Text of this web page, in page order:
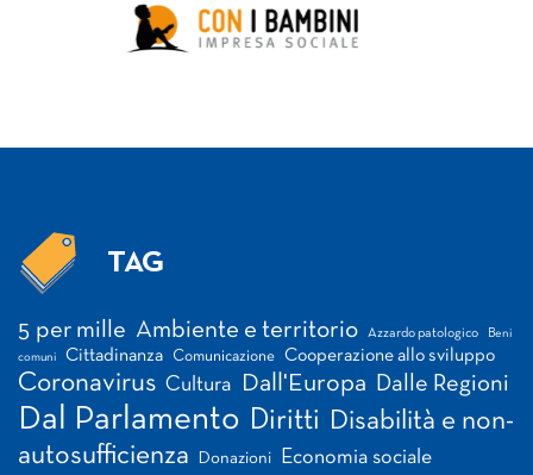
TAG
5 per mille Ambiente e territorio Azzardo patologico Beni
comuni Cittadinanza Comunicazione Cooperazione allo sviluppo
Coronavirus Cultura Dall'Europa Dalle Regioni
Dal Parlamento Diritti Disabilità e non-
autosufficienza
Donazioni Economia sociale